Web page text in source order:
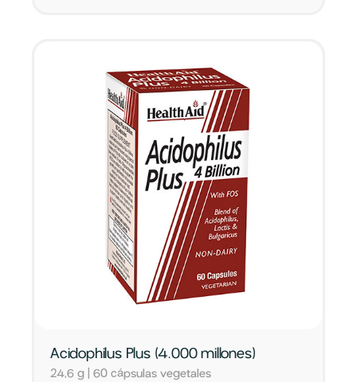
Acidophilus Plus (4.000 millones)
24,6 g | 60 cápsulas vegetales